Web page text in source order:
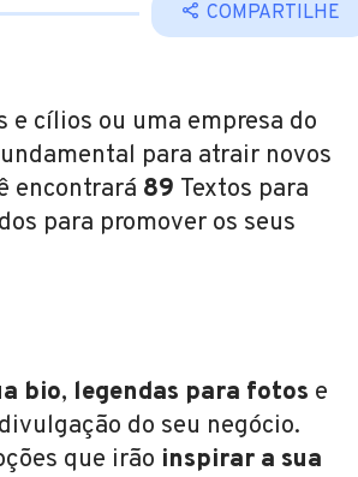
COMPARTILHE
e cílios ou uma empresa do
para atrair novos
encontrará 89 Textos para
para promover os seus
bio, legendas para fotos e
do seu negócio.
que irão inspirar a sua